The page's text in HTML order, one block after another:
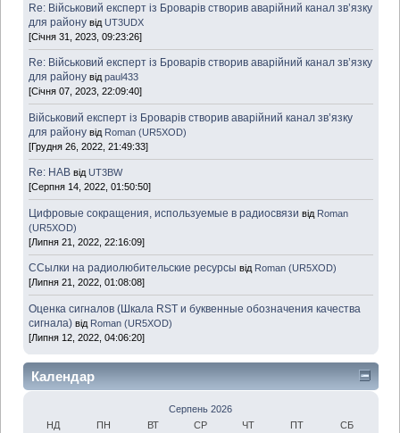
Re: Військовий експерт із Броварів створив аварійний канал зв’язку
для району відUT3UDX
[Січня 31, 2023, 09:23:26]
Re: Військовий експерт із Броварів створив аварійний канал зв’язку
для району відpaul433
[Січня 07, 2023, 22:09:40]
Військовий експерт із Броварів створив аварійний канал зв’язку
для району від Roman (UR5XOD)
[Грудня 26, 2022, 21:49:33]
Re: HAB відUT3BW
[Серпня 14, 2022, 01:50:50]
Цифровые сокращения, используемые в радиосвязи від Roman
(UR5XOD)
[Липня 21, 2022, 22:16:09]
ССылки на радиолюбительские ресурсы від Roman (UR5XOD)
[Липня 21, 2022, 01:08:08]
Оценка сигналов (Шкала RST и буквенные обозначения качества
сигнала) від Roman (UR5XOD)
[Липня 12, 2022, 04:06:20]
Календар
Серпень 2026
НД
ПН ВТ СР ЧТ ПТ
СБ